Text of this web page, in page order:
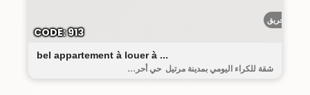
أحريق
bel appartement à louer à ...
شقة للكراء اليومي بمدينة مرتيل حي أحر...
CODE: 913